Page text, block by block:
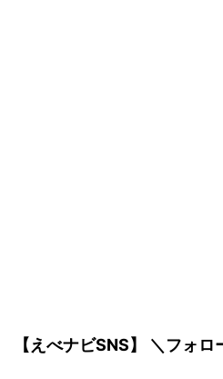
【えべナビSNS】 ＼フォ